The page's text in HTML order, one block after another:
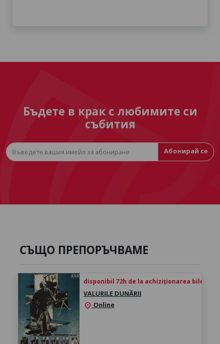
Бъдете в крак с любимите си
събития
Абонирай се
СЪЩО ПРЕПОРЪЧВАМЕ
disponibil 72h de la achiziționarea biletului
VALURILE DUNĂRII
location_on Online